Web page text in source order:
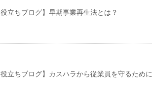
役立ちブログ】早期事業再生法とは？
役立ちブログ】カスハラから従業員を守るために